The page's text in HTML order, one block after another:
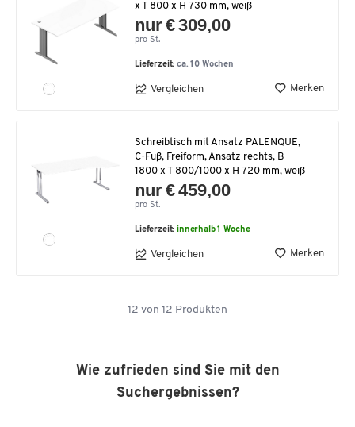
x T 800 x H 730 mm, weiß
nur € 309,00
pro St.
Lieferzeit:ca. 10 Wochen
Vergleichen Merken
Schreibtisch mit Ansatz PALENQUE,
C-Fuß, Freiform, Ansatz rechts, B
1800 x T 800/1000 x H 720 mm, weiß
nur € 459,00
pro St.
Lieferzeit:innerhalb 1 Woche
Vergleichen Merken
12 von 12 Produkten
Wie zufrieden sind Sie mit den
Suchergebnissen?